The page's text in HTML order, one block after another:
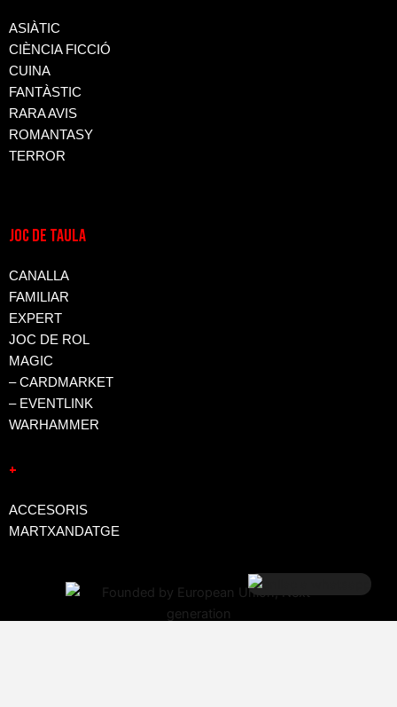
ASIÀTIC
CIÈNCIA FICCIÓ
CUINA
FANTÀSTIC
RARA AVIS
ROMANTASY
TERROR
JOC DE TAULA
CANALLA
FAMILIAR
EXPERT
JOC DE ROL
MAGIC
– CARDMARKET
– EVENTLINK
WARHAMMER
+
ACCESORIS
MARTXANDATGE